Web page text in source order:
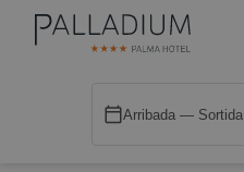
Arribada — Sortida